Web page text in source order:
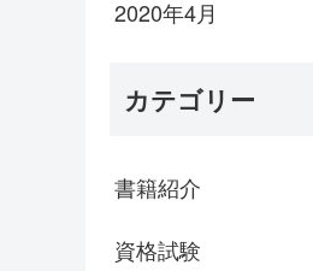
2020年4月
カテゴリー
書籍紹介
資格試験